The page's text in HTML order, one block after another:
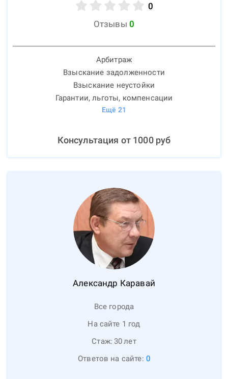
0
Отзывы 0
Арбитраж
Взыскание задолженности
Взыскание неустойки
Гарантии, льготы, компенсации
Ещё 21
Консультация от 1000руб
Александр Каравай
Все города
На сайте 1 год
Стаж: 30лет
Ответов на сайте: 0